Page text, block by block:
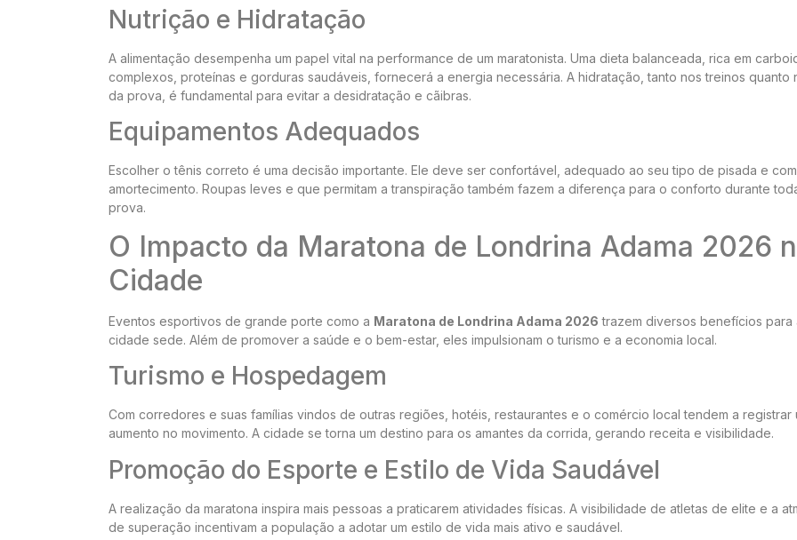
Nutrição e Hidratação
A alimentação desempenha um papel vital na performance de um maratonista. Uma dieta balanceada, rica em
complexos, proteínas e gorduras saudáveis, fornecerá a energia necessária. A hidratação, tanto nos treinos quanto
da prova, é fundamental para evitar a desidratação e cãibras.
Equipamentos Adequados
Escolher o tênis correto é uma decisão importante. Ele deve ser confortável, adequado ao seu tipo de pisada e
amortecimento. Roupas leves e que permitam a transpiração também fazem a diferença para o conforto durante
prova.
O Impacto da Maratona de Londrina Adama 2026
Cidade
Eventos esportivos de grande porte como a Maratona de Londrina Adama 2026 trazem diversos benefícios para
cidade sede. Além de promover a saúde e o bem-estar, eles impulsionam o turismo e a economia local.
Turismo e Hospedagem
Com corredores e suas famílias vindos de outras regiões, hotéis, restaurantes e o comércio local tendem a registrar
aumento no movimento. A cidade se torna um destino para os amantes da corrida, gerando receita e visibilidade.
Promoção do Esporte e Estilo de Vida Saudável
A realização da maratona inspira mais pessoas a praticarem atividades físicas. A visibilidade de atletas de elite e a
de superação incentivam a população a adotar um estilo de vida mais ativo e saudável.